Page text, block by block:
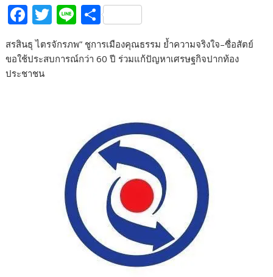
F
ac
e
b
T
w
itt
Li
e
S
h
ar
สรสินธุ ไตรจักรภพ” ชูการเมืองคุณธรรม ย้ำความจริงใจ–ซื่อสัตย์
ขอใช้ประสบการณ์กว่า 60 ปี ร่วมแก้ปัญหาเศรษฐกิจปากท้อง
ประชาชน